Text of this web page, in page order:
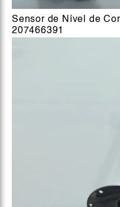
Sensor de Nível de
207466391